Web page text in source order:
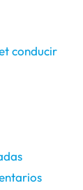
conducir